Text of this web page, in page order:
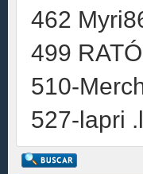
462
499
510-
527-lapri